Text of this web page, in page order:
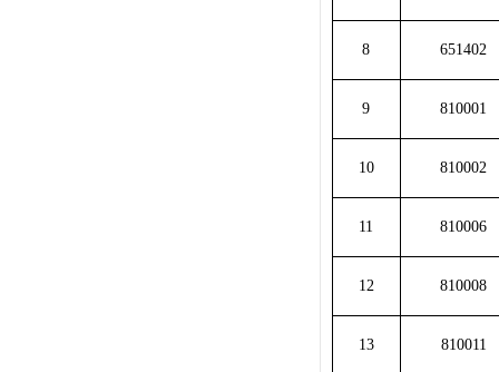
8 651402
9 810001
10 810002
11 810006
12 810008
13 810011